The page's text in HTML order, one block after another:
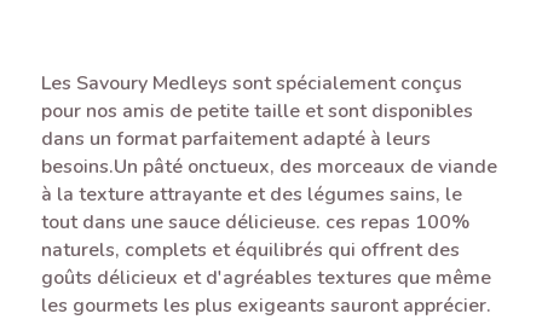
Les Savoury Medleys sont spécialement conçus
pour nos amis de petite taille et sont disponibles
dans un format parfaitement adapté à leurs
besoins.Un pâté onctueux, des morceaux de viande
à la texture attrayante et des légumes sains, le
tout dans une sauce délicieuse. ces repas 100%
naturels, complets et équilibrés qui offrent des
goûts délicieux et d'agréables textures que même
les gourmets les plus exigeants sauront apprécier.